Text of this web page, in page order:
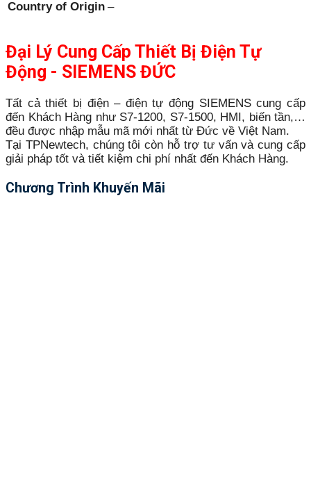
Country of Origin –
Đại Lý Cung Cấp Thiết Bị Điện Tự
Động - SIEMENS ĐỨC
Tất cả thiết bị điện – điện tự động SIEMENS cung cấp
đến Khách Hàng như S7-1200, S7-1500, HMI, biến tần,…
đều được nhập mẫu mã mới nhất từ Đức về Việt Nam.
Tại TPNewtech, chúng tôi còn hỗ trợ tư vấn và cung cấp
giải pháp tốt và tiết kiệm chi phí nhất đến Khách Hàng.
Chương Trình Khuyến Mãi